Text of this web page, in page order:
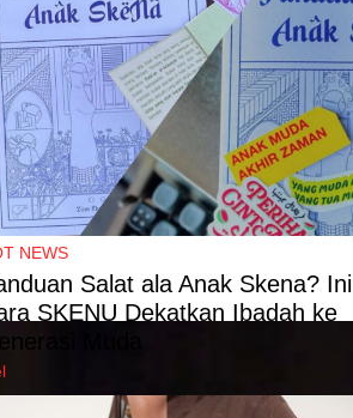
NEWS
Salat ala Anak Skena? Ini
SKENU Dekatkan Ibadah ke
Muda